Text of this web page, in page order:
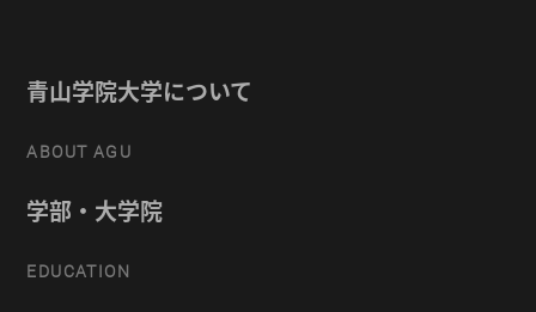
青山学院大学について
ABOUT AGU
学部・大学院
EDUCATION